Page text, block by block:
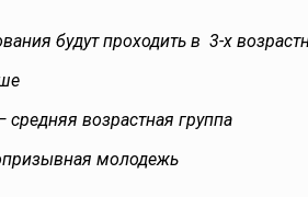
будут проходить в 3-х
возрастная группа
молодежь